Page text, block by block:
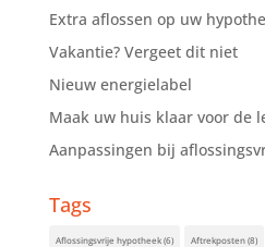
Extra aflossen op uw
Vakantie? Vergeet dit niet
Nieuw energielabel
Maak uw huis klaar voor de
Aanpassingen bij
Tags
Aflossingsvrije hypotheek(6) Aftrekposten(8)